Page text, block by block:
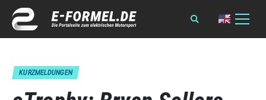
KURZMELDUNGEN